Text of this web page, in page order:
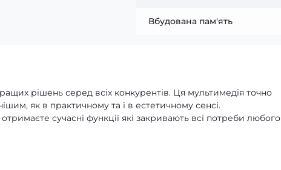
Вбудована пам'ять
рішень серед всіх конкурентів. Ця мультимедія точно
як в практичному та і в естетичному сенсі.
сучасні функції які закривають всі потреби любого